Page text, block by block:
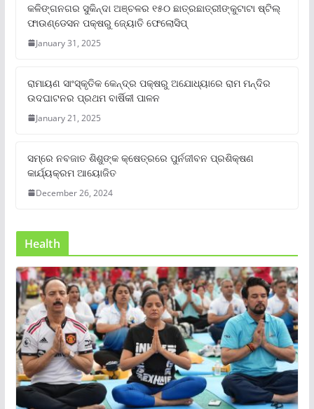
କଳିଙ୍ଗନଗର ସୁକିନ୍ଦା ଅଞ୍ଚଳର ୧୫୦ ଛାତ୍ରଛାତ୍ରୀଙ୍କୁଟାଟା ଷ୍ଟିଲ୍
ଫାଉଣ୍ଡେସନ ପକ୍ଷରୁ ଜ୍ୟୋତି ଫେଲୋସିପ୍‌
January 31, 2025
ରାମାୟଣ ସାଂସ୍କୃତିକ କେନ୍ଦ୍ର ପକ୍ଷରୁ ଅଯୋଧ୍ୟାରେ ରାମ ମନ୍ଦିର
ଉଦଘାଟନର ପ୍ରଥମ ବାର୍ଷିକୀ ପାଳନ
January 21, 2025
ସମ୍‌ରେ ନବଜାତ ଶିଶୁଙ୍କ କ୍ଷେତ୍ରରେ ପୁର୍ନଜୀବନ ପ୍ରଶିକ୍ଷଣ
କାର୍ଯ୍ୟକ୍ରମ ଆୟୋଜିତ
December 26, 2024
Health